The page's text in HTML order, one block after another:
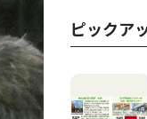
ピックア